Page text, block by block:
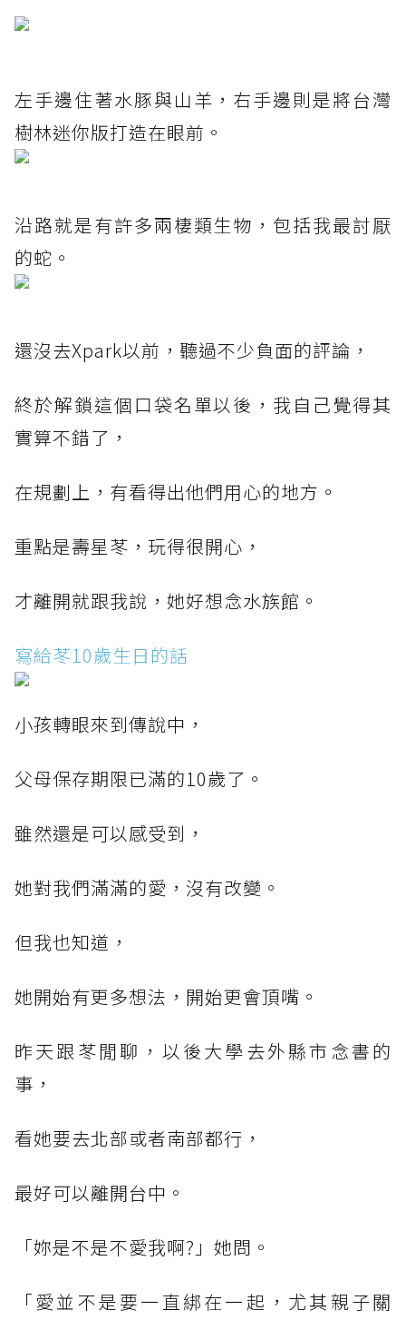
左手邊住著水豚與山羊，右手邊則是將台灣
樹林迷你版打造在眼前。
沿路就是有許多兩棲類生物，包括我最討厭
的蛇。
還沒去Xpark以前，聽過不少負面的評論，
終於解鎖這個口袋名單以後，我自己覺得其
實算不錯了，
在規劃上，有看得出他們用心的地方。
重點是壽星苳，玩得很開心，
才離開就跟我說，她好想念水族館。
寫給苳10歲生日的話
小孩轉眼來到傳說中，
父母保存期限已滿的10歲了。
雖然還是可以感受到，
她對我們滿滿的愛，沒有改變。
但我也知道，
她開始有更多想法，開始更會頂嘴。
昨天跟苳閒聊，以後大學去外縣市念書的
事，
看她要去北部或者南部都行，
最好可以離開台中。
「妳是不是不愛我啊?」她問。
「愛並不是要一直綁在一起，尤其親子關